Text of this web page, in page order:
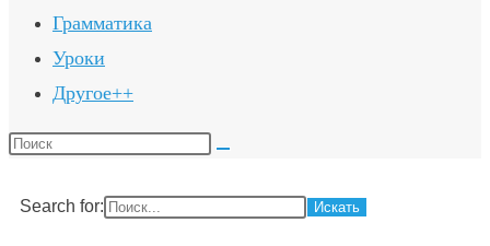
Грамматика
Уроки
Другое++
Поиск
сайте
Search for: